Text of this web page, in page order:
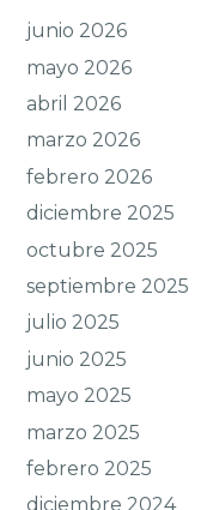
junio 2026
mayo 2026
abril 2026
marzo 2026
febrero 2026
diciembre 2025
octubre 2025
septiembre 2025
julio 2025
junio 2025
mayo 2025
marzo 2025
febrero 2025
diciembre 2024